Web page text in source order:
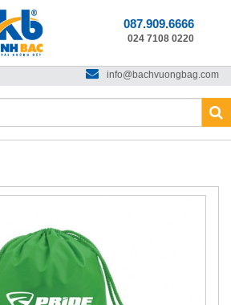
087.909.6666
024 7108 0220
VẢI KHÔNG DỆT KINH BẮC
info@bachvuongbag.com